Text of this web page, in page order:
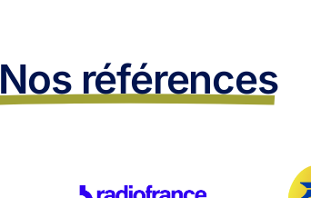
Nos références